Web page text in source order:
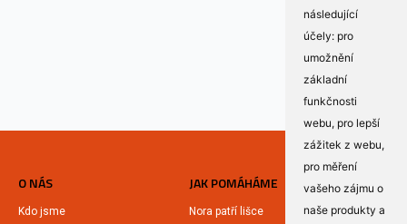
následující
účely: pro
umožnění
základní
funkčnosti
webu, pro lepší
zážitek z webu,
pro měření
vašeho zájmu o
naše produkty a
O NÁS
Kdo jsme
JAK POMÁHÁME
Nora patří lišce